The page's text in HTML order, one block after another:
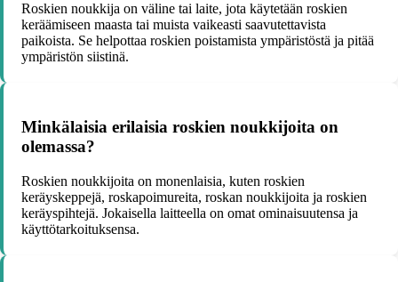
Roskien noukkija on väline tai laite, jota käytetään roskien
keräämiseen maasta tai muista vaikeasti saavutettavista
paikoista. Se helpottaa roskien poistamista ympäristöstä ja pitää
ympäristön siistinä.
Minkälaisia erilaisia roskien noukkijoita on
olemassa?
Roskien noukkijoita on monenlaisia, kuten roskien
keräyskeppejä, roskapoimureita, roskan noukkijoita ja roskien
keräyspihtejä. Jokaisella laitteella on omat ominaisuutensa ja
käyttötarkoituksensa.